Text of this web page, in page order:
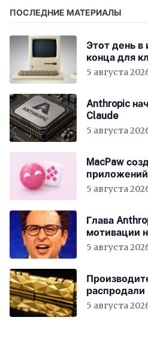
ПОСЛЕДНИЕ МАТЕРИАЛЫ
Этот день в
конца для
5 августа
Anthropic
Claude
5 августа
MacPaw
5 августа
Глава
мотивации
5 августа
года
5 августа